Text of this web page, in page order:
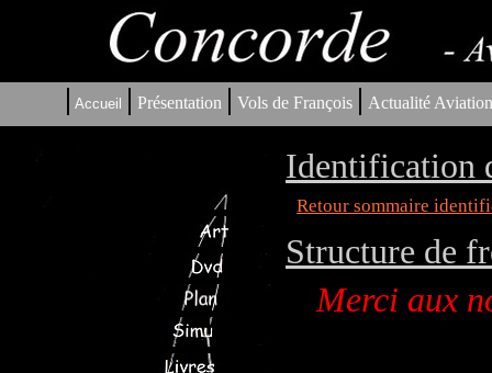
| Accueil | Présentation | Vols de François | Actualité
Identification
Retour sommaire
Structure de
Merci aux